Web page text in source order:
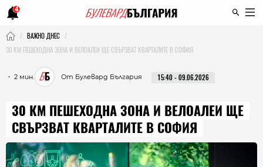
4
ВАЖНО ДНЕС
30 КМ ПЕШЕХОДНА ЗОНА И ВЕЛОАЛЕИ ЩЕ СВЪРЗВАТ КВАРТАЛИТЕ В СОФИЯ
・ 2 мин. От Булевард България 15:40 - 09.06.2026
30 КМ ПЕШЕХОДНА ЗОНА И ВЕЛОАЛЕИ ЩЕ
СВЪРЗВАТ КВАРТАЛИТЕ В СОФИЯ